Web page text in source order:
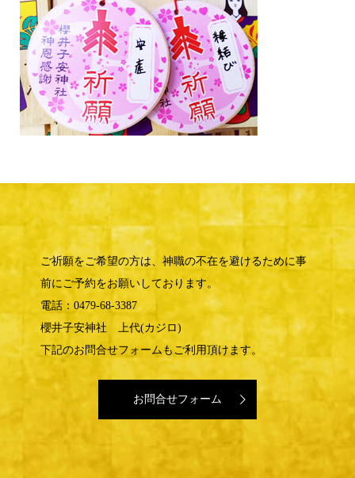
ご祈願をご希望の方は、神職の不在を避けるために事
前にご予約をお願いしております。
電話：0479-68-3387
櫻井子安神社 上代(カジロ)
下記のお問合せフォームもご利用頂けます。
お問合せフォーム